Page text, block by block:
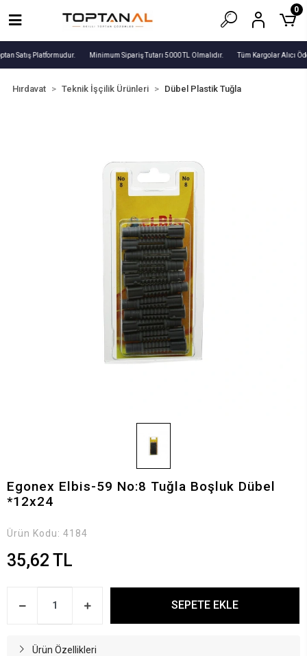
Satış Platformudur. Minimum Sipariş Tutarı 5000 TL Olmalıdır. Tüm Kargolar Alıcı
0
Hırdavat Teknik İşçilik Ürünleri Dübel Plastik Tuğla
Egonex Elbis-59 No:8 Tuğla Boşluk Dübel
*12x24
Ürün Kodu: 4184
35,62 TL
SEPETE EKLE
Ürün Özellikleri